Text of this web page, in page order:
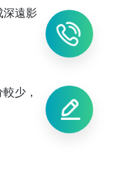
深遠影
少，